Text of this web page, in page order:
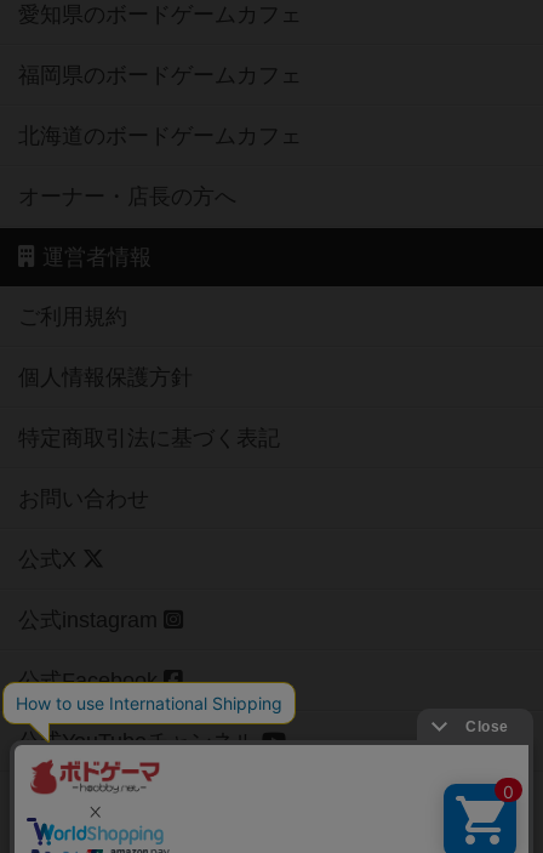
愛知県のボードゲームカフェ
福岡県のボードゲームカフェ
北海道のボードゲームカフェ
オーナー・店長の方へ
運営者情報
ご利用規約
個人情報保護方針
特定商取引法に基づく表記
お問い合わせ
公式X
公式instagram
公式Facebook
公式YouTubeチャンネル